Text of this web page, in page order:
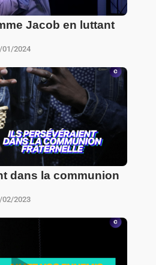
Jacob en luttant
01/2024
dans la communion
02/2023